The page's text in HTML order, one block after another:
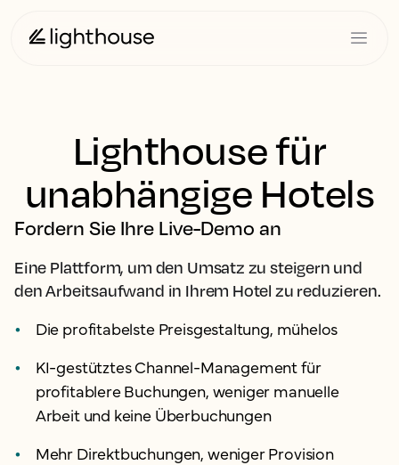
Lighthouse für
unabhängige Hotels
Fordern Sie Ihre Live-Demo an
Eine Plattform, um den Umsatz zu steigern und
den Arbeitsaufwand in Ihrem Hotel zu reduzieren.
Die profitabelste Preisgestaltung, mühelos
KI-gestütztes Channel-Management für
profitablere Buchungen, weniger manuelle
Arbeit und keine Überbuchungen
Mehr Direktbuchungen, weniger Provision